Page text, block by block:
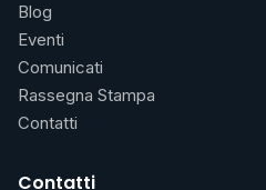
Blog
Eventi
Comunicati
Rassegna Stampa
Contatti
Contatti